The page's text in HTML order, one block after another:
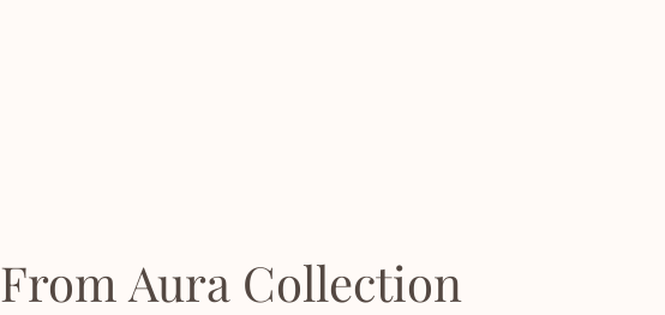
From Aura Collection